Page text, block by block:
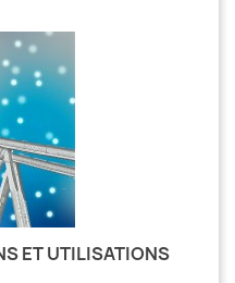
ET UTILISATIONS